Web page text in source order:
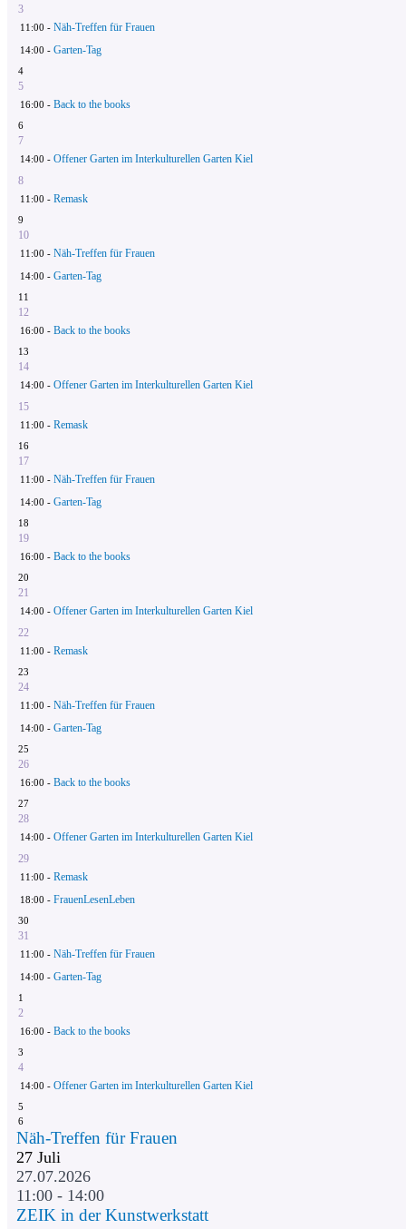
3
11:00 - Näh-Treffen für Frauen
14:00 - Garten-Tag
4
5
16:00 - Back to the books
6
7
14:00 - Offener Garten im Interkulturellen Garten Kiel
8
11:00 - Remask
9
10
11:00 - Näh-Treffen für Frauen
14:00 - Garten-Tag
11
12
16:00 - Back to the books
13
14
14:00 - Offener Garten im Interkulturellen Garten Kiel
15
11:00 - Remask
16
17
11:00 - Näh-Treffen für Frauen
14:00 - Garten-Tag
18
19
16:00 - Back to the books
20
21
14:00 - Offener Garten im Interkulturellen Garten Kiel
22
11:00 - Remask
23
24
11:00 - Näh-Treffen für Frauen
14:00 - Garten-Tag
25
26
16:00 - Back to the books
27
28
14:00 - Offener Garten im Interkulturellen Garten Kiel
29
11:00 - Remask
18:00 - FrauenLesenLeben
30
31
11:00 - Näh-Treffen für Frauen
14:00 - Garten-Tag
1
2
16:00 - Back to the books
3
4
14:00 - Offener Garten im Interkulturellen Garten Kiel
5
6
Näh-Treffen für Frauen
27 Juli
27.07.2026
11:00 - 14:00
ZEIK in der Kunstwerkstatt